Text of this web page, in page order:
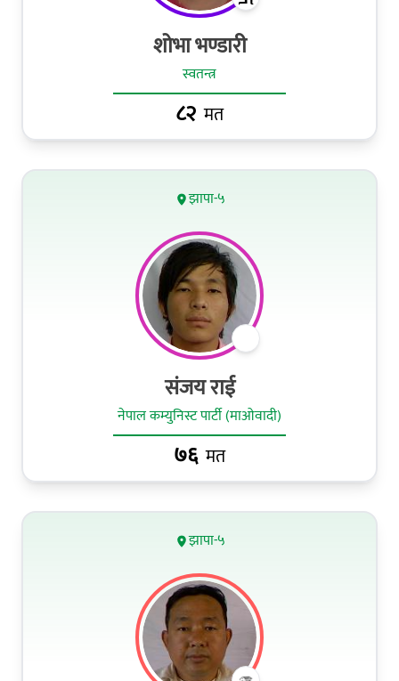
शोभा भण्डारी
स्वतन्त्र
८२ मत
झापा-५
संजय राई
नेपाल कम्युनिस्ट पार्टी (माओवादी)
७६ मत
झापा-५